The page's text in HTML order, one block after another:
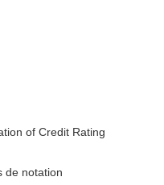
of Credit Rating
de notation